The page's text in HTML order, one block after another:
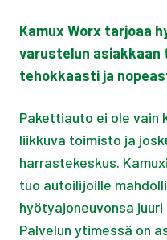
Kamux Worx tarjoaa
varustelun asiakkaan
tehokkaasti ja
Pakettiauto ei ole vain
liikkuva toimisto ja
harrastekeskus.
tuo autoilijoille
hyötyajoneuvonsa
Palvelun ytimessä on